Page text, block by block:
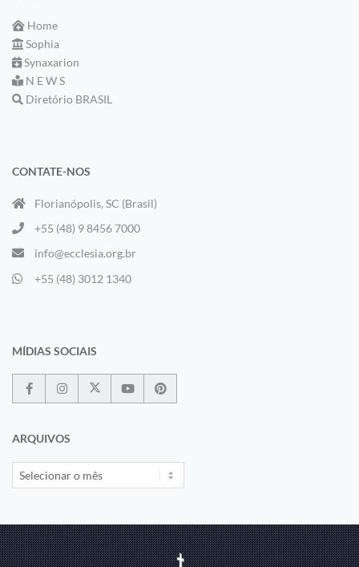
Home
Sophia
Synaxarion
N E W S
Diretório BRASIL
CONTATE-NOS
Florianópolis, SC (Brasil)
+55 (48) 9 8456 7000
info@ecclesia.org.br
+55 (48) 3012 1340
MÍDIAS SOCIAIS
ARQUIVOS